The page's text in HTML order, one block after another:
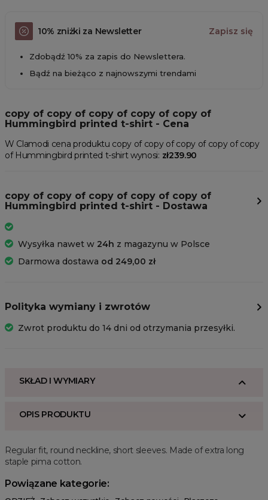
10% zniżki za Newsletter Zapisz się
Zdobądź 10% za zapis do Newslettera.
Bądź na bieżąco z najnowszymi trendami
copy of copy of copy of copy of copy of
Hummingbird printed t-shirt - Cena
W Clamodi cena produktu copy of copy of copy of copy of copy
of Hummingbird printed t-shirt wynosi: zł239.90
copy of copy of copy of copy of copy of
Hummingbird printed t-shirt - Dostawa
Wysyłka nawet w 24h z magazynu w Polsce
Darmowa dostawa od 249,00 zł
Polityka wymiany i zwrotów
Zwrot produktu do 14 dni od otrzymania przesyłki.
SKŁAD I WYMIARY
OPIS PRODUKTU
Regular fit, round neckline, short sleeves. Made of extra long
staple pima cotton.
Powiązane kategorie: